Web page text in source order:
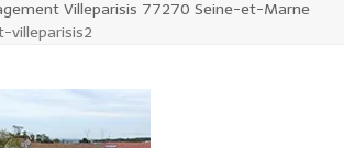
Villeparisis 77270 Seine-et-Marne
villeparisis2